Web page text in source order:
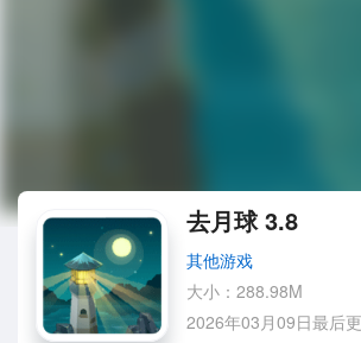
去月球 3.8
其他游戏
大小：288.98M
2026年03月09日最后